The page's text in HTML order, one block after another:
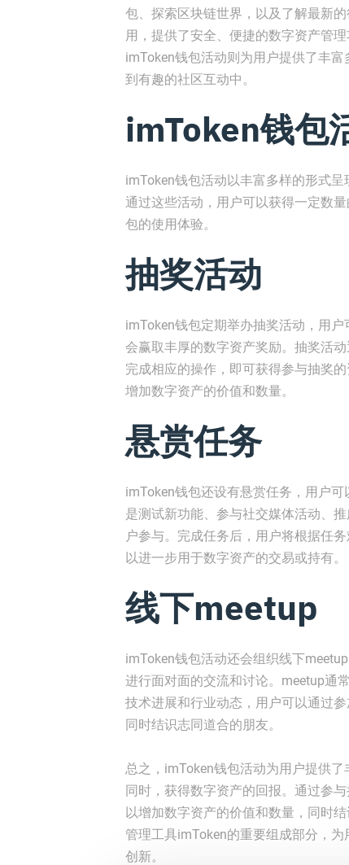
包、探索区块链世界，以及了解最新
用，提供了安全、便捷的数字资产管
imToken钱包活动则为用户提供了丰
到有趣的社区互动中。
imToken钱包
imToken钱包活动以丰富多样的形式
通过这些活动，用户可以获得一定数
包的使用体验。
抽奖活动
imToken钱包定期举办抽奖活动，用
会赢取丰厚的数字资产奖励。抽奖活
完成相应的操作，即可获得参与抽奖
增加数字资产的价值和数量。
悬赏任务
imToken钱包还设有悬赏任务，用户
是测试新功能、参与社交媒体活动、
户参与。完成任务后，用户将根据任
以进一步用于数字资产的交易或持有。
线下meetup
imToken钱包活动还会组织线下
进行面对面的交流和讨论。meetup通
技术进展和行业动态，用户可以通过
同时结识志同道合的朋友。
总之，imToken钱包活动为用户提供
同时，获得数字资产的回报。通过参
以增加数字资产的价值和数量，同时
管理工具imToken的重要组成部分，
创新。